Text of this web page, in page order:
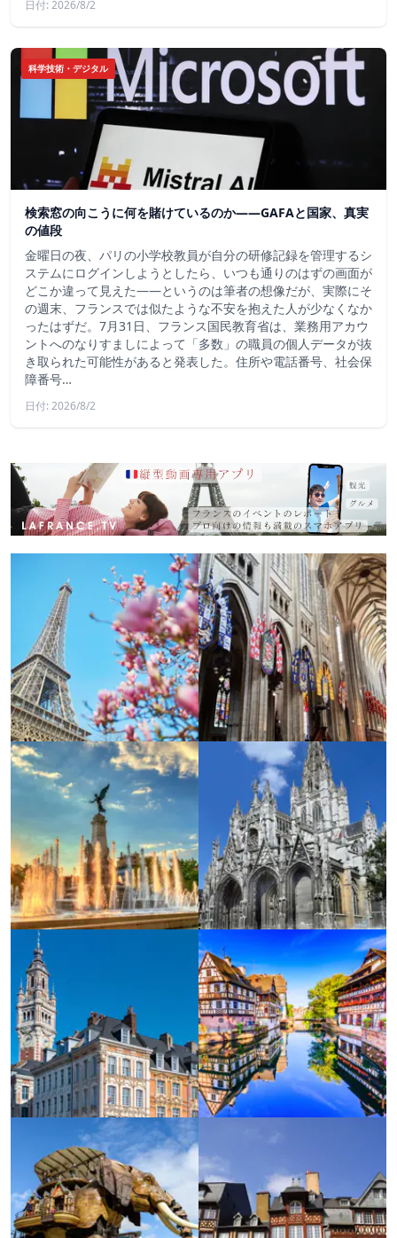
日付: 2026/8/2
科学技術・デジタル
検索窓の向こうに何を賭けているのか——GAFAと国家、真実
の値段
金曜日の夜、パリの小学校教員が自分の研修記録を管理するシ
ステムにログインしようとしたら、いつも通りのはずの画面が
どこか違って見えた——というのは筆者の想像だが、実際にそ
の週末、フランスでは似たような不安を抱えた人が少なくなか
ったはずだ。7月31日、フランス国民教育省は、業務用アカウ
ントへのなりすましによって「多数」の職員の個人データが抜
き取られた可能性があると発表した。住所や電話番号、社会保
障番号…
日付: 2026/8/2